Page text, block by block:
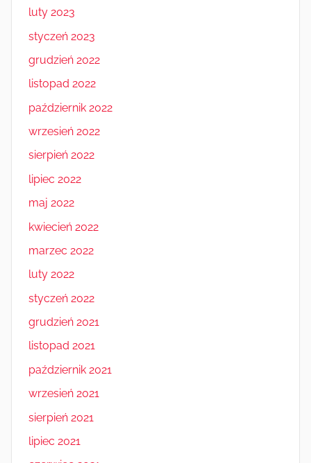
luty 2023
styczeń 2023
grudzień 2022
listopad 2022
październik 2022
wrzesień 2022
sierpień 2022
lipiec 2022
maj 2022
kwiecień 2022
marzec 2022
luty 2022
styczeń 2022
grudzień 2021
listopad 2021
październik 2021
wrzesień 2021
sierpień 2021
lipiec 2021